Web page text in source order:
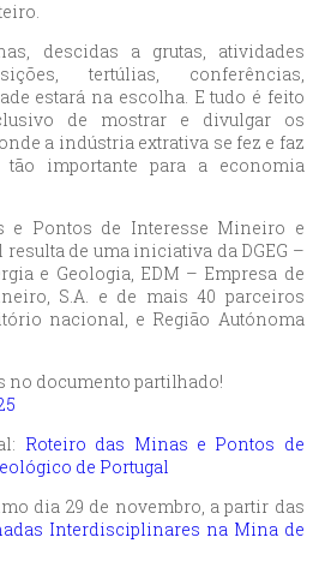
descidas a grutas, atividades
tertúlias, conferências,
estará na escolha. E tudo é feito
de mostrar e divulgar os
a indústria extrativa se fez e faz
importante para a economia
e Pontos de Interesse Mineiro e
de uma iniciativa da DGEG –
e Geologia, EDM – Empresa de
S.A. e de mais 40 parceiros
nacional, e Região Autónoma
no documento partilhado!
Roteiro das Minas e Pontos de
de Portugal
dia 29 de novembro, a partir das
Interdisciplinares na Mina de